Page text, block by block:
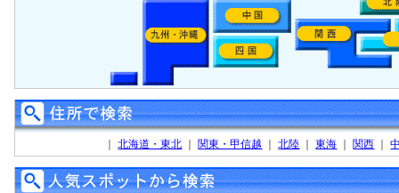
｜北海道・東北 関東・甲信越 ｜北陸 ｜東海 関西 ｜